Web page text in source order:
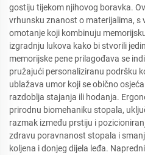
gostiju tijekom njihovog boravka.
vrhunsku znanost o materijalima, s
omotanje koji kombinuju
izgradnju lukova kako bi stvorili
memorijske pene prilagođava se
pružajući personaliziranu podršku
ublažava umor koji se obično
razdoblja stajanja ili hodanja.
prirodnu biomehaniku stopala,
razmak između prstiju i
zdravu poravnanost stopala i
koljena i donjeg dijela leđa.